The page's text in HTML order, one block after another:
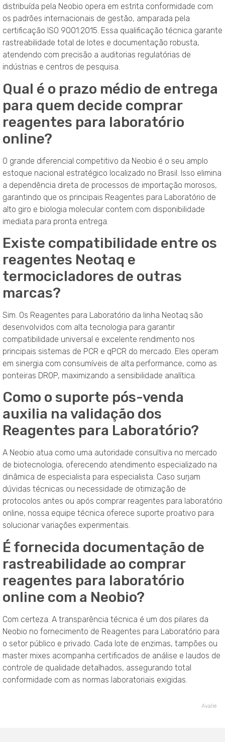
distribuída pela Neobio opera em estrita conformidade com
os padrões internacionais de gestão, amparada pela
certificação ISO 9001:2015. Essa qualificação técnica garante
rastreabilidade total de lotes e documentação robusta,
atendendo com precisão a auditorias regulatórias de
indústrias e centros de pesquisa.
Qual é o prazo médio de entrega
para quem decide comprar
reagentes para laboratório
online?
O grande diferencial competitivo da Neobio é o seu amplo
estoque nacional estratégico localizado no Brasil. Isso elimina
a dependência direta de processos de importação morosos,
garantindo que os principais Reagentes para Laboratório de
alto giro e biologia molecular contem com disponibilidade
imediata para pronta entrega.
Existe compatibilidade entre os
reagentes Neotaq e
termocicladores de outras
marcas?
Sim. Os Reagentes para Laboratório da linha Neotaq são
desenvolvidos com alta tecnologia para garantir
compatibilidade universal e excelente rendimento nos
principais sistemas de PCR e qPCR do mercado. Eles operam
em sinergia com consumíveis de alta performance, como as
ponteiras DROP, maximizando a sensibilidade analítica.
Como o suporte pós-venda
auxilia na validação dos
Reagentes para Laboratório?
A Neobio atua como uma autoridade consultiva no mercado
de biotecnologia, oferecendo atendimento especializado na
dinâmica de especialista para especialista. Caso surjam
dúvidas técnicas ou necessidade de otimização de
protocolos antes ou após comprar reagentes para laboratório
online, nossa equipe técnica oferece suporte proativo para
solucionar variações experimentais.
É fornecida documentação de
rastreabilidade ao comprar
reagentes para laboratório
online com a Neobio?
Com certeza. A transparência técnica é um dos pilares da
Neobio no fornecimento de Reagentes para Laboratório para
o setor público e privado. Cada lote de enzimas, tampões ou
master mixes acompanha certificados de análise e laudos de
controle de qualidade detalhados, assegurando total
conformidade com as normas laboratoriais exigidas.
Avalie